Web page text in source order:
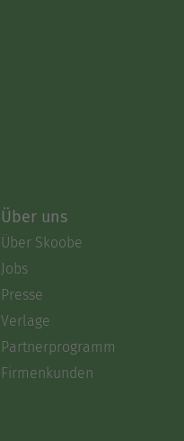
Über uns
Über Skoobe
Jobs
Presse
Verlage
Partnerprogramm
Firmenkunden